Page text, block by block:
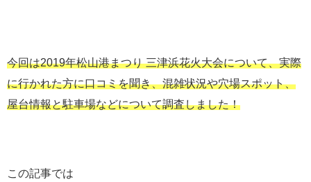
今回は2019年松山港まつり 三津浜花火大会について、実際
に行かれた方に口コミを聞き、混雑状況や穴場スポット、
屋台情報と駐車場などについて調査しました！
この記事では